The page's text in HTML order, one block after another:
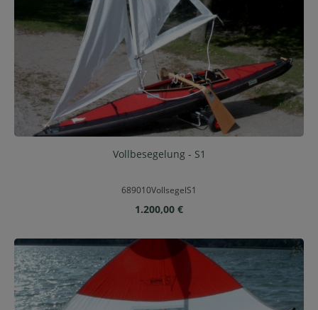
Vollbesegelung - S1
689010VollsegelS1
Regulärer Preis:
1.200,00 €